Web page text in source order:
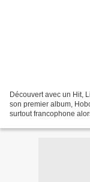
Découvert avec un Hit,
son premier album,
surtout francophone